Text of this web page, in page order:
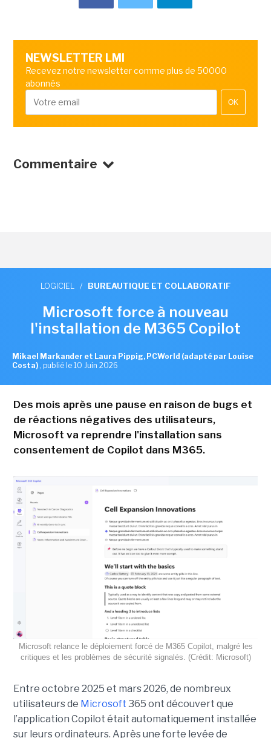
NEWSLETTER LMI
Recevez notre newsletter comme plus de 50000
abonnés
OK
Commentaire
LOGICIEL / BUREAUTIQUE ET COLLABORATIF
Microsoft force à nouveau
l'installation de M365 Copilot
Mikael Markander et Laura Pippig, PCWorld (adapté par Louise
Costa) , publié le 10 Juin 2026
Des mois après une pause en raison de bugs et
de réactions négatives des utilisateurs,
Microsoft va reprendre l'installation sans
consentement de Copilot dans M365.
Microsoft relance le déploiement forcé de M365 Copilot, malgré les
critiques et les problèmes de sécurité signalés. (Crédit: Microsoft)
Entre octobre 2025 et mars 2026, de nombreux
utilisateurs de Microsoft 365 ont découvert que
l’application Copilot était automatiquement installée
sur leurs ordinateurs. Après une forte levée de